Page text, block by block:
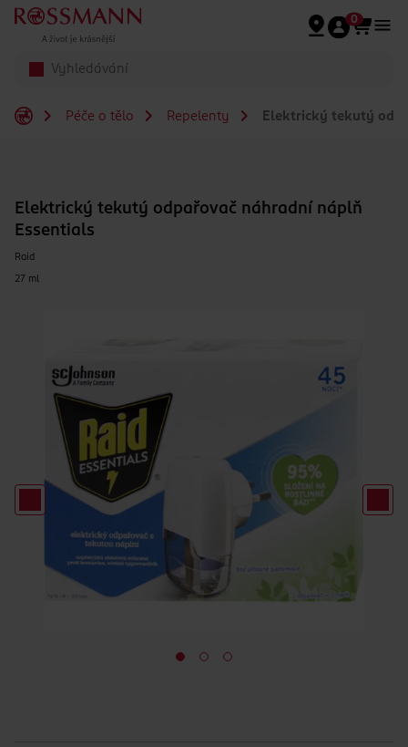
Přeskočit na hlavmní obsah
0
Péče o tělo Repelenty Elektrický tekutý
Elektrický tekutý odpařovač náhradní náplň
Essentials
Raid
27 ml